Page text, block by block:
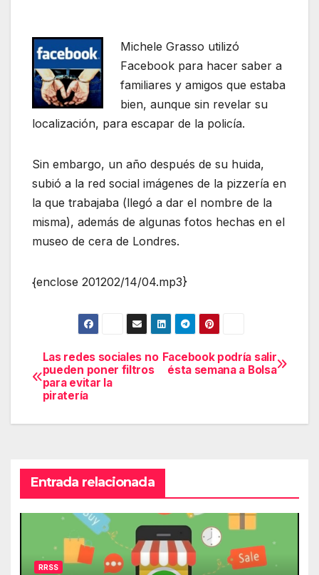
Michele Grasso utilizó
Facebook para hacer saber a
familiares y amigos que estaba
bien, aunque sin revelar su
localización, para escapar de la policía.
Sin embargo, un año después de su huida,
subió a la red social imágenes de la pizzería en
la que trabajaba (llegó a dar el nombre de la
misma), además de algunas fotos hechas en el
museo de cera de Londres.
{enclose 201202/14/04.mp3}
Navegación
de
entradas
Facebook podría salir
ésta semana a Bolsa
Las redes sociales no
pueden poner filtros
para evitar la
piratería
Entrada relacionada
RRSS